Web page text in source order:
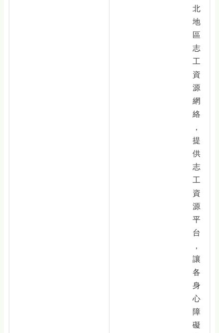
北
地
區
志
工
資
源
網
絡
，
提
供
志
工
資
源
平
台
，
讓
各
身
心
障
礙